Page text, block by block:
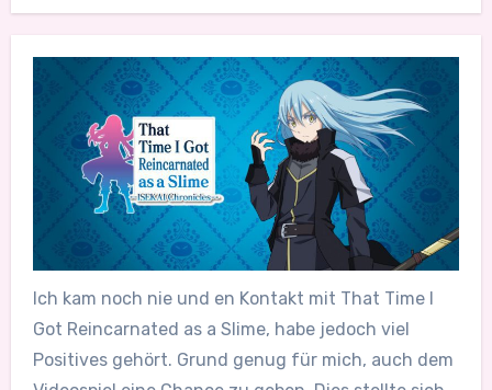
Ich kam noch nie und en Kontakt mit That Time I
Got Reincarnated as a Slime, habe jedoch viel
Positives gehört. Grund genug für mich, auch dem